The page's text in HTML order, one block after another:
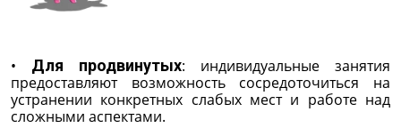
• Для продвинутых: индивидуальные занятия
предоставляют возможность сосредоточиться на
устранении конкретных слабых мест и работе над
сложными аспектами.